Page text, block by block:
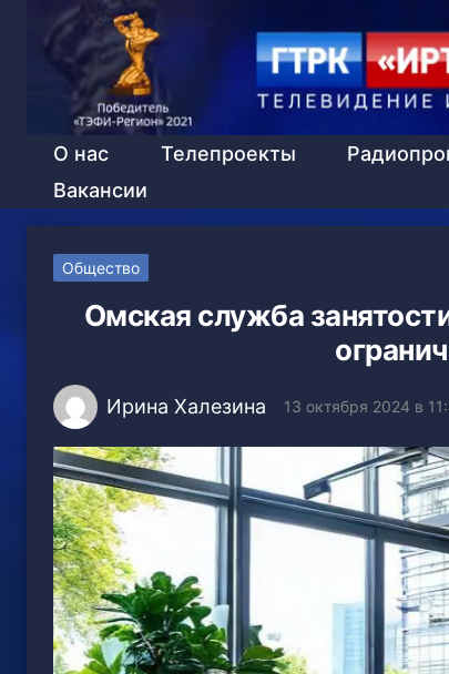
О нас Телепроекты
Вакансии
Общество
Омская служба
Ирина Халезина 13 октября 2024 в